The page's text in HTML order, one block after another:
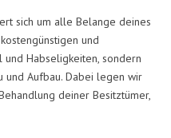
sich um alle Belange deines
und
Habseligkeiten, sondern
und Aufbau. Dabei legen wir
deiner Besitztümer,